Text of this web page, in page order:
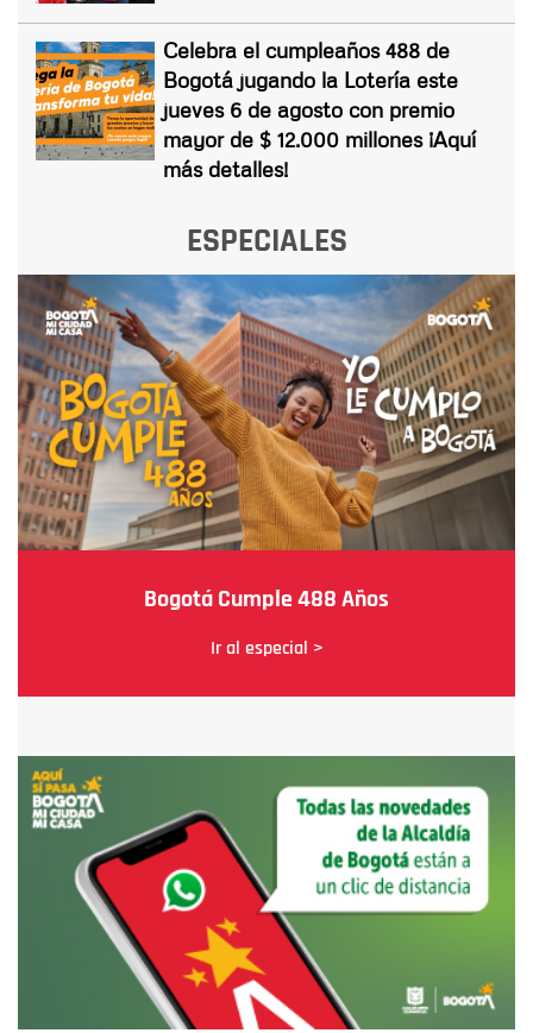
Celebra el cumpleaños 488 de
Bogotá jugando la Lotería este
jueves 6 de agosto con premio
mayor de $ 12.000 millones ¡Aquí
más detalles!
ESPECIALES
Bogotá Cumple 488 Años
Ir al especial >